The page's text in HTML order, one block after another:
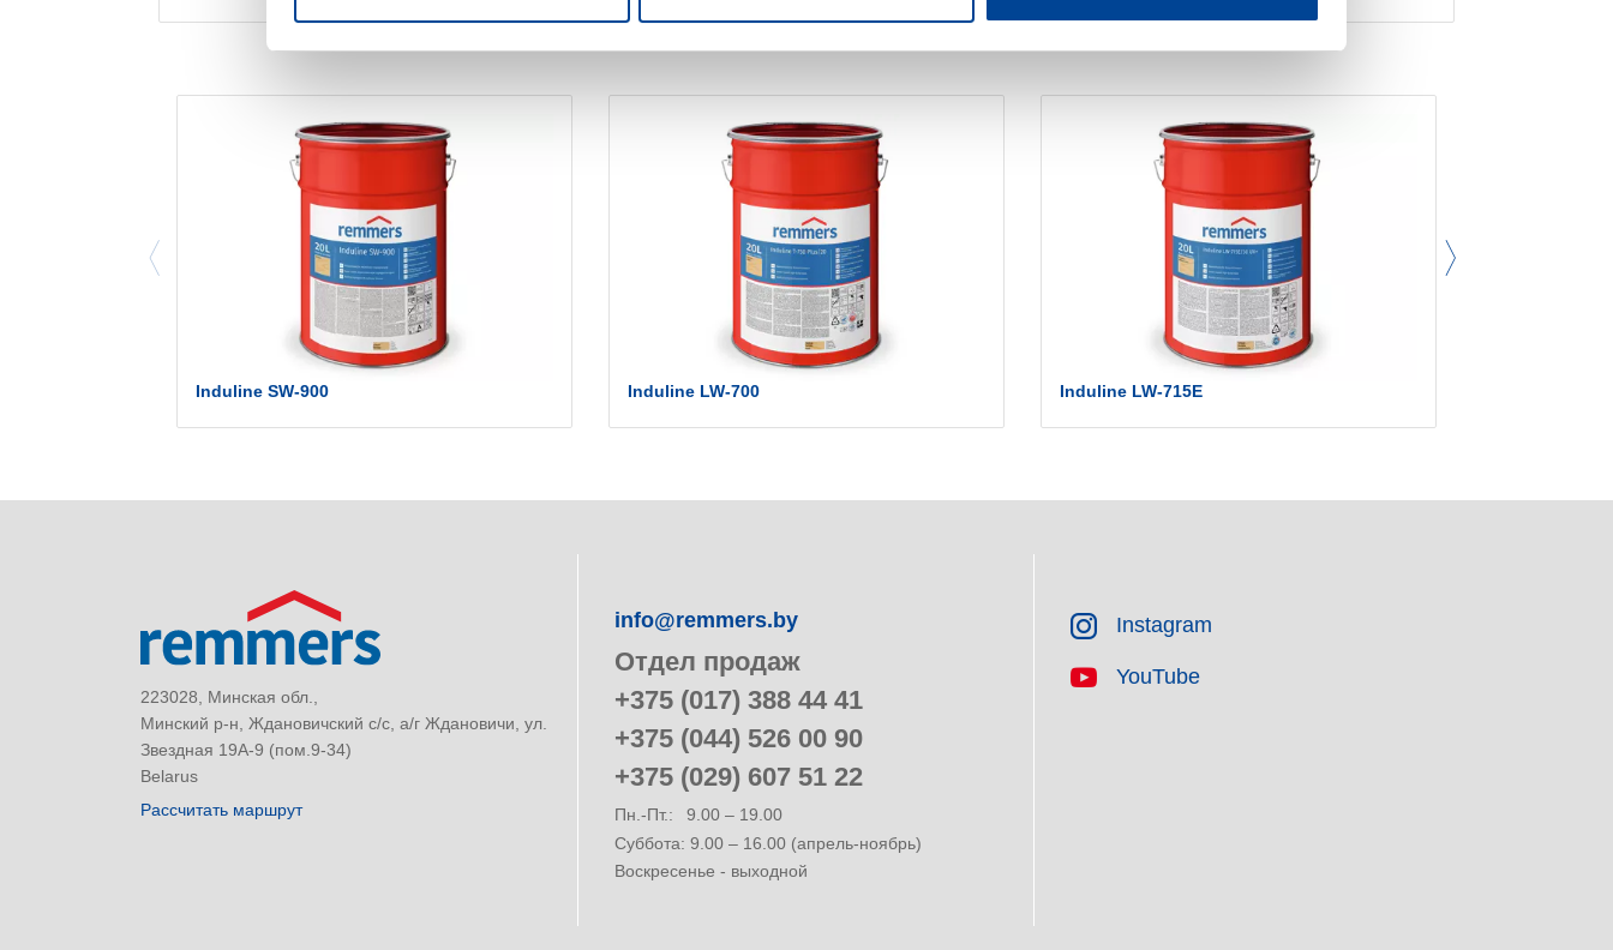
Induline SW-900 Induline LW-700 Induline LW-715E
223028, Минская обл.,
Минский р-н, Ждановичский с/с, а/г Ждановичи, ул.
Звездная 19А-9 (пом.9-34)
Belarus
Рассчитать маршрут
info@remmers.by
Отдел продаж
+375 (017) 388 44 41
+375 (044) 526 00 90
+375 (029) 607 51 22
Пн.-Пт.:
9.00 – 19.00
Суббота: 9.00 – 16.00 (апрель-ноябрь)
Воскресенье - выходной
Instagram
YouTube